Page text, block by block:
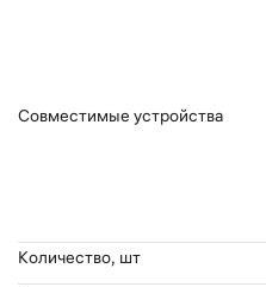
Cовместимыe устройства
Количество, шт